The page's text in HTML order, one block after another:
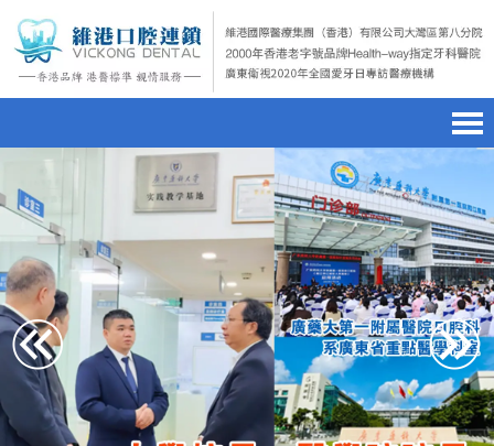
home page
醫院簡介
hospital introduction
醫生介紹doctor introduction
醫療新聞medical news
種植牙
dental implant
箍牙orthodontics
微信預約
WhatsApp預約